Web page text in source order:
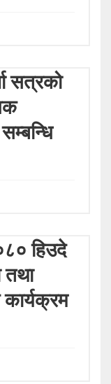
सत्रको
हिउदे
तथा